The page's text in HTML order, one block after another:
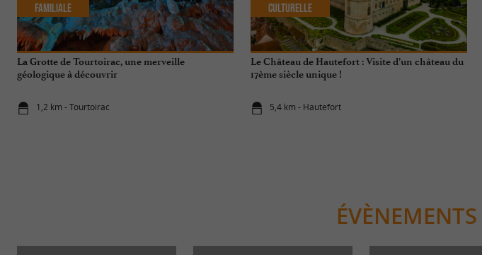
La Grotte de Tourtoirac, une merveille
géologique à découvrir
1,2 km - Tourtoirac
Familiale
Le Château de Hautefort : Visite d’un château du
17ème siècle unique !
5,4 km - Hautefort
Culturelle
ÉVÈNEMENTS